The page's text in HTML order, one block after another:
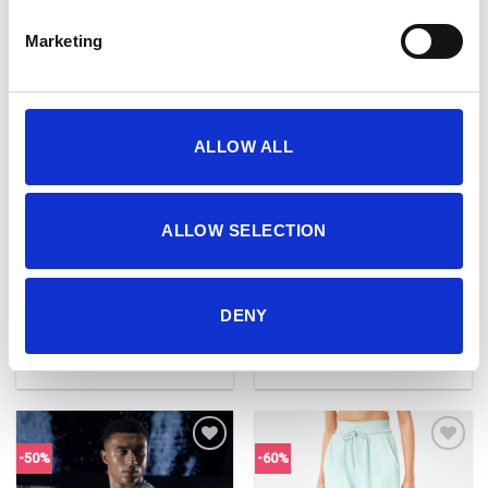
Marketing
ALLOW ALL
ALLOW SELECTION
DENY
38,00 €.19,00 €.
στην λίστα
επιθυμιών
Price
range:
20,00 €
28,00 €
Price
range:
20,00 €
28,00 €
-50% -60%